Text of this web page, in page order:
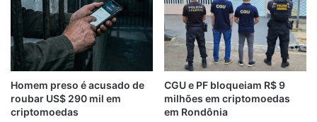
Homem preso é acusado de
roubar US$ 290 mil em
criptomoedas
CGU e PF bloqueiam R$ 9
milhões em criptomoedas
em Rondônia